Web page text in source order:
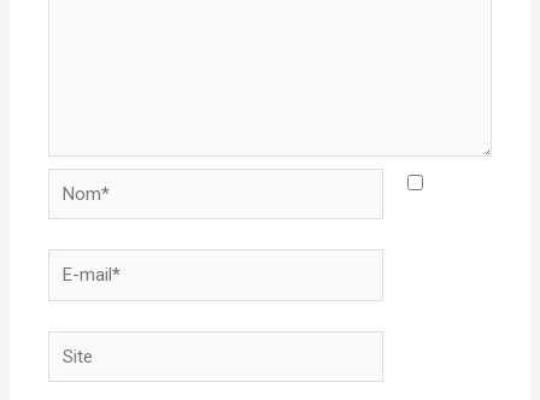
Nom*
E-
mail*
Site